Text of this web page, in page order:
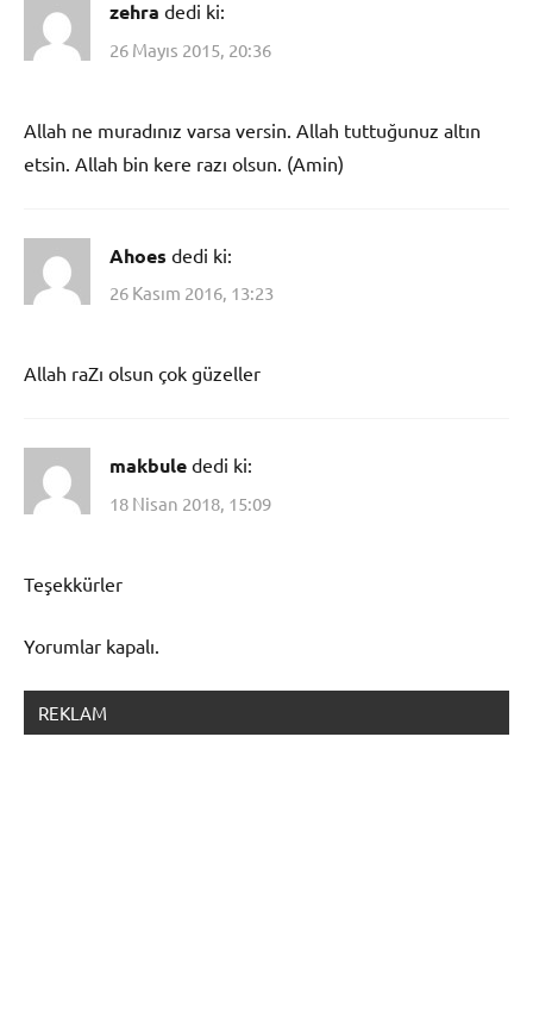
zehra dedi ki:
26 Mayıs 2015, 20:36
Allah ne muradınız varsa versin. Allah tuttuğunuz altın
etsin. Allah bin kere razı olsun. (Amin)
Ahoes dedi ki:
26 Kasım 2016, 13:23
Allah raZı olsun çok güzeller
makbule dedi ki:
18 Nisan 2018, 15:09
Teşekkürler
Yorumlar kapalı.
REKLAM